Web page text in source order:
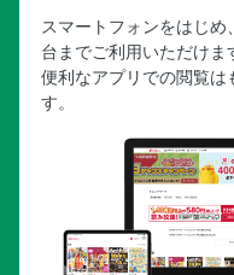
スマートフォンをはじ
台までご利用いただけま
便利なアプリでの閲覧
す。